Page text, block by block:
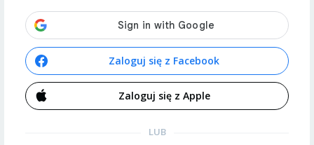
Zaloguj się z Facebook
Zaloguj się z Apple
LUB